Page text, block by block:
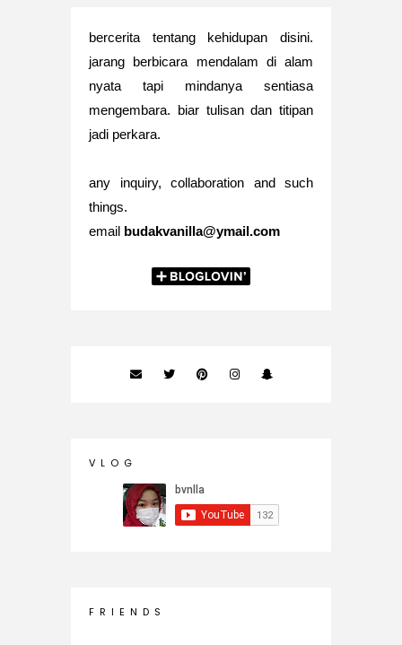
bercerita tentang kehidupan disini.
jarang berbicara mendalam di alam
nyata tapi mindanya sentiasa
mengembara. biar tulisan dan titipan
jadi perkara.
any inquiry, collaboration and such
things.
email budakvanilla@ymail.com
V L O G
F R I E N D S